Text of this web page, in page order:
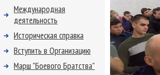
Международная
деятельность
Историческая справка
Вступить в Организацию
Марш "Боевого Братства"